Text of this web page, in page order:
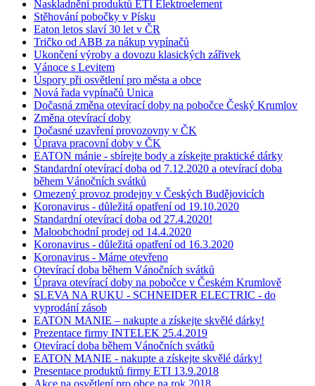
Naskladnění produktů ETI Elektroelement
Stěhování pobočky v Písku
Eaton letos slaví 30 let v ČR
Tričko od ABB za nákup vypínačů
Ukončení výroby a dovozu klasických zářivek
Vánoce s Levitem
Úspory při osvětlení pro města a obce
Nová řada vypínačů Unica
Dočasná změna otevírací doby na pobočce Český Krumlov
Změna otevírací doby
Dočasné uzavření provozovny v ČK
Úprava pracovní doby v ČK
EATON mánie - sbírejte body a získejte praktické dárky
Standardní otevírací doba od 7.12.2020 a otevírací doba
během Vánočních svátků
Omezený provoz prodejny v Českých Budějovicích
Koronavirus - důležitá opatření od 19.10.2020
Standardní otevírací doba od 27.4.2020!
Maloobchodní prodej od 14.4.2020
Koronavirus - důležitá opatření od 16.3.2020
Koronavirus - Máme otevřeno
Otevírací doba během Vánočních svátků
Úprava otevírací doby na pobočce v Českém Krumlově
SLEVA NA RUKU - SCHNEIDER ELECTRIC - do
vyprodání zásob
EATON MANIE – nakupte a získejte skvělé dárky!
Prezentace firmy INTELEK 25.4.2019
Otevírací doba během Vánočních svátků
EATON MANIE - nakupte a získejte skvělé dárky!
Presentace produktů firmy ETI 13.9.2018